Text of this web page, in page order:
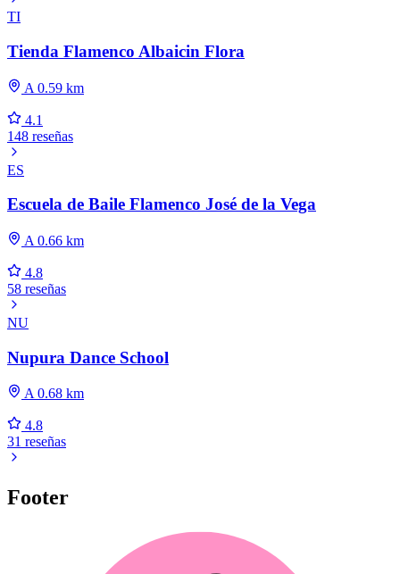
TI
Tienda Flamenco Albaicin Flora
A 0.59 km
4.1
148 reseñas
ES
Escuela de Baile Flamenco José de la Vega
A 0.66 km
4.8
58 reseñas
NU
Nupura Dance School
A 0.68 km
4.8
31 reseñas
Footer